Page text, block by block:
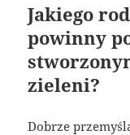
Jakiego
powinny
zieleni?
Dobrze